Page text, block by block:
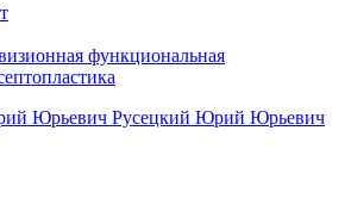
функциональная
Русецкий Юрий Юрьевич